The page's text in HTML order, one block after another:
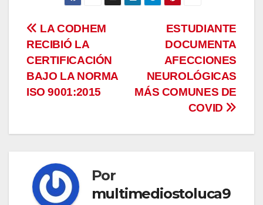
Navegación
de
entradas
ESTUDIANTE
DOCUMENTA
AFECCIONES
NEUROLÓGICAS
MÁS COMUNES DE
COVID
LA CODHEM
RECIBIÓ LA
CERTIFICACIÓN
BAJO LA NORMA
ISO 9001:2015
Por
multimediostoluca9